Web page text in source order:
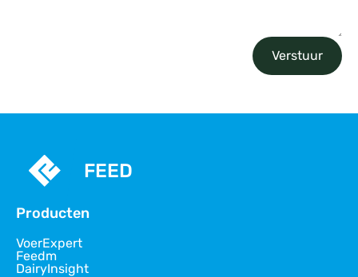
Verstuur
FEED
Producten
VoerExpert
Feedm
DairyInsight